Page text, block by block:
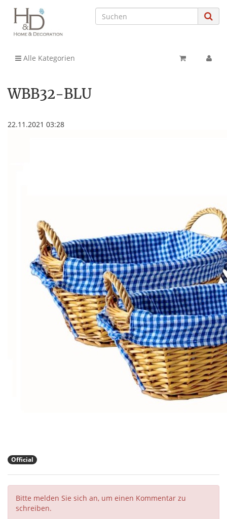
Alle Kategorien
WBB32-BLU
22.11.2021 03:28
Official
Bitte melden Sie sich an, um einen Kommentar zu
schreiben.